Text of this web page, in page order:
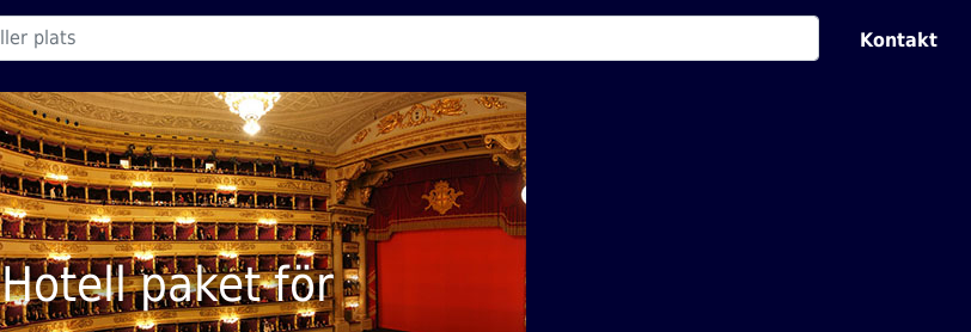
Kontakt
Hotell paket för